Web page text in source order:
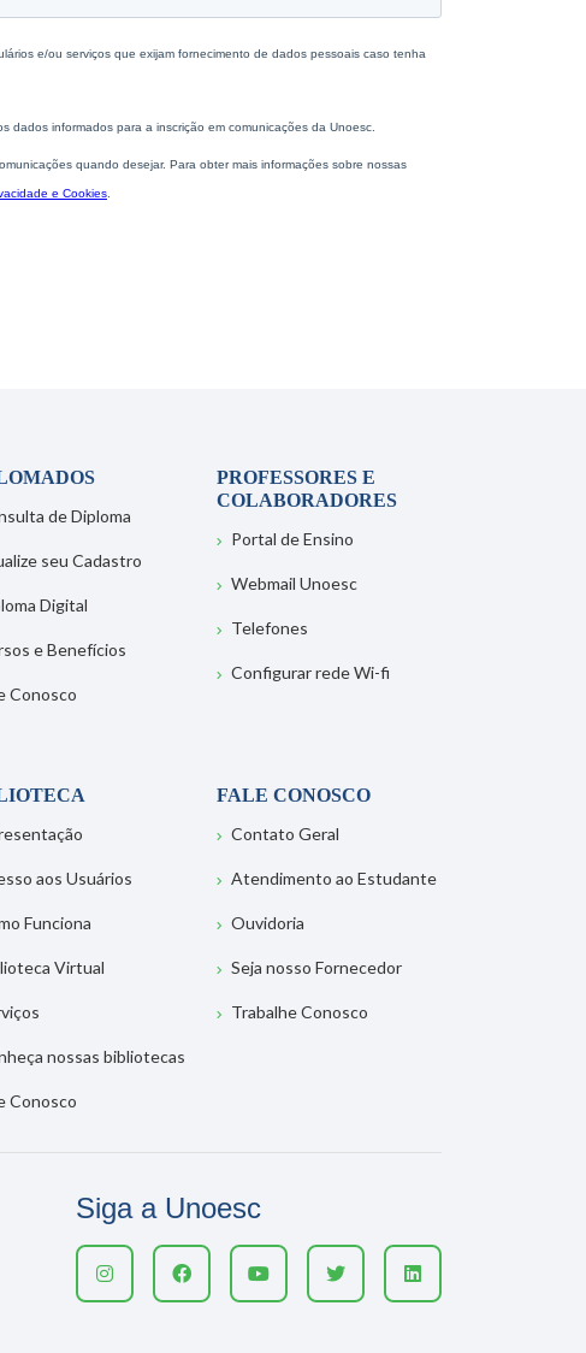
de Diploma
seu Cadastro
Digital
e Benefícios
Conosco
PROFESSORES E
COLABORADORES
Portal de Ensino
Webmail Unoesc
Telefones
Configurar rede Wi-fi
aos Usuários
Funciona
Virtual
nossas bibliotecas
Conosco
FALE CONOSCO
Contato Geral
Atendimento ao Estudante
Ouvidoria
Seja nosso Fornecedor
Trabalhe Conosco
Siga a Unoesc